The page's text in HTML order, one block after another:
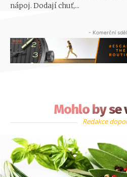
nápoj. Dodají chuť,...
- Komerční
Mohlo by se
Redakce